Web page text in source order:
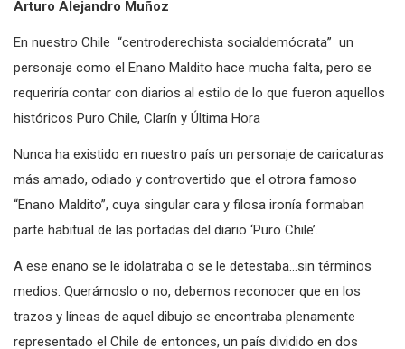
En nuestro Chile “centroderechista socialdemócrata” un
personaje como el Enano Maldito hace mucha falta, pero se
requeriría contar con diarios al estilo de lo que fueron aquellos
Nunca ha existido en nuestro país un personaje de caricaturas
más amado, odiado y controvertido que el otrora famoso
“Enano Maldito”, cuya singular cara y filosa ironía formaban
A ese enano se le idolatraba o se le detestaba…sin términos
medios. Querámoslo o no, debemos reconocer que en los
trazos y líneas de aquel dibujo se encontraba plenamente